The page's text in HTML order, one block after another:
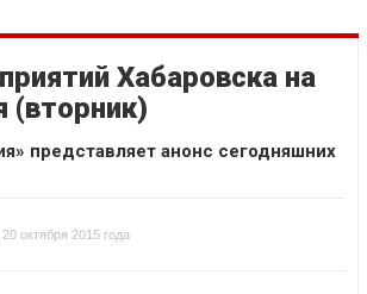
Хабаровска на
(вторник)
представляет анонс сегодняшних
октября 2015 года